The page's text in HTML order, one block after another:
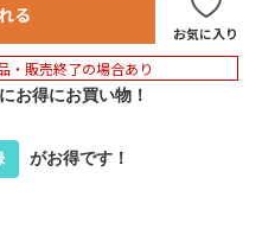
る
お気に入り
・販売終了の場合あり
お得にお買い物！
がお得です！